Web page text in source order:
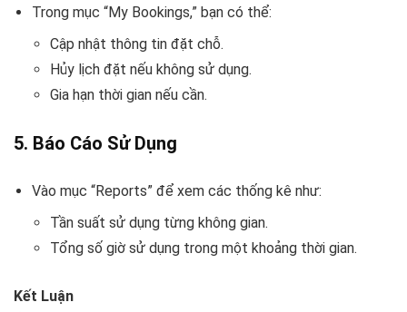
Trong mục “My Bookings,” bạn có thể:
Cập nhật thông tin đặt chỗ.
Hủy lịch đặt nếu không sử dụng.
Gia hạn thời gian nếu cần.
5. Báo Cáo Sử Dụng
Vào mục “Reports” để xem các thống kê như:
Tần suất sử dụng từng không gian.
Tổng số giờ sử dụng trong một khoảng thời gian.
Kết Luận